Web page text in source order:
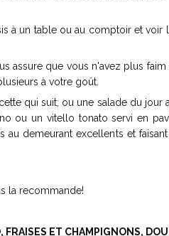
à un table ou au comptoir et
assure que vous n'avez plus
à votre goût.
qui suit, ou une salade du
ou un vitello tonato servi en
au demeurant excellents et
la recommande!
FRAISES ET CHAMPIGNONS,